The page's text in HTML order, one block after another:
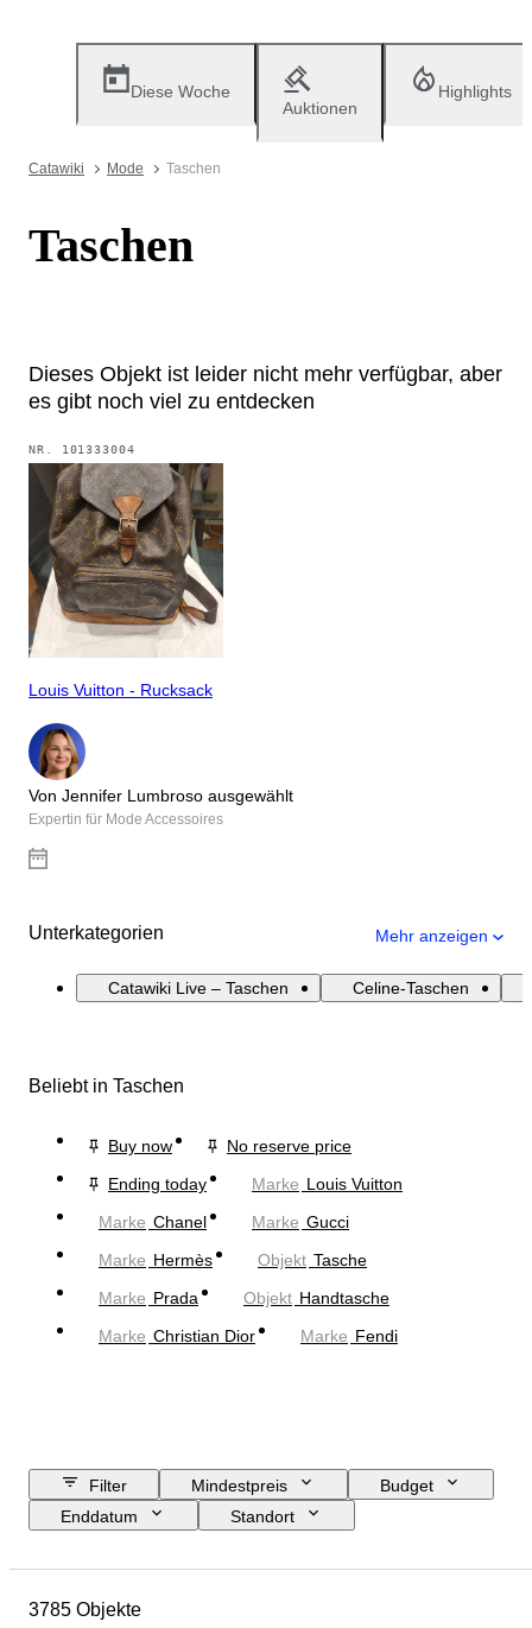
Diese Woche
Auktionen
Highlights
Catawiki Mode Taschen
Taschen
Dieses Objekt ist leider nicht mehr verfügbar, aber
es gibt noch viel zu entdecken
NR. 101333004
Louis Vuitton - Rucksack
Von Jennifer Lumbroso ausgewählt
Expertin für Mode Accessoires
Unterkategorien Mehr anzeigen
Catawiki Live – Taschen Celine-Taschen
Beliebt in Taschen
Buy now
No reserve price
Ending today
Marke Louis Vuitton
Marke Chanel Marke Gucci
Marke Hermès Objekt Tasche
Marke Prada Objekt Handtasche
Marke Christian Dior Marke Fendi
Filter Mindestpreis
Budget
Enddatum
Standort
Herkunftsland
3785 Objekte